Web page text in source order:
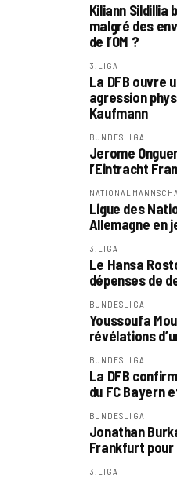
Kiliann Sildillia
malgré des
de l’OM ?
3.LIGA
La DFB ouvre
agression
Kaufmann
BUNDESLIGA
Jerome
l’Eintracht
Ligue des
Allemagne en
3.LIGA
Le Hansa
dépenses de
BUNDESLIGA
Youssoufa
révélations
BUNDESLIGA
La DFB
du FC Bayern
BUNDESLIGA
Jonathan
Frankfurt pour
3.LIGA